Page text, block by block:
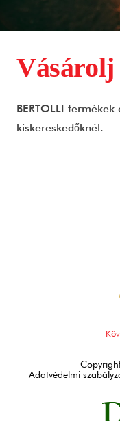
Vásárolj
BERTOLLI
kiskereskedőknél.
Adatvédelmi